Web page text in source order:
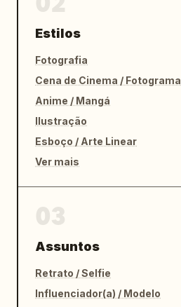
Estilos
Fotografia
Cena de Cinema / Fotograma
Anime / Mangá
Ilustração
Esboço / Arte Linear
Ver mais
Assuntos
Retrato / Selfie
Influenciador(a) / Modelo